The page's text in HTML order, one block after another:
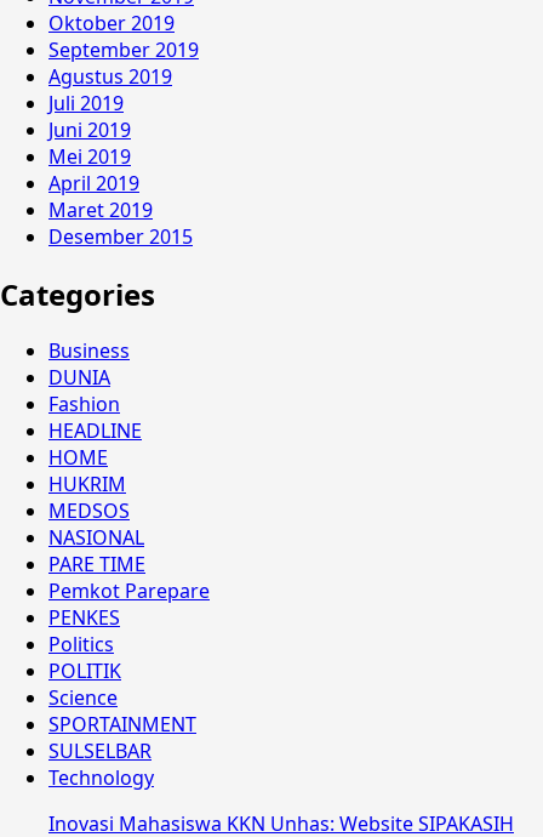
Oktober 2019
September 2019
Agustus 2019
Juli 2019
Juni 2019
Mei 2019
April 2019
Maret 2019
Desember 2015
Categories
Business
DUNIA
Fashion
HEADLINE
HOME
HUKRIM
MEDSOS
NASIONAL
PARE TIME
Pemkot Parepare
PENKES
Politics
POLITIK
Science
SPORTAINMENT
SULSELBAR
Technology
Inovasi Mahasiswa KKN Unhas: Website SIPAKASIH